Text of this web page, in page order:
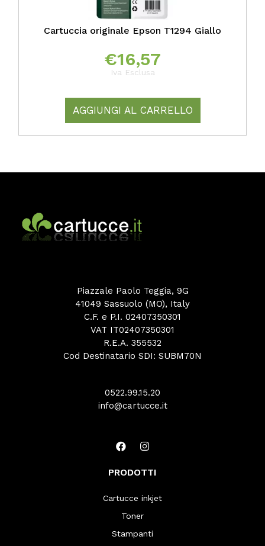
Cartuccia originale Epson T1294 Giallo
€16,57
Iva Esclusa
AGGIUNGI AL CARRELLO
Piazzale Paolo Teggia, 9G
41049 Sassuolo (MO), Italy
C.F. e P.I. 02407350301
VAT IT02407350301
R.E.A. 355532
Cod Destinatario SDI: SUBM70N
0522.99.15.20
info@cartucce.it
PRODOTTI
Cartucce inkjet
Toner
Stampanti